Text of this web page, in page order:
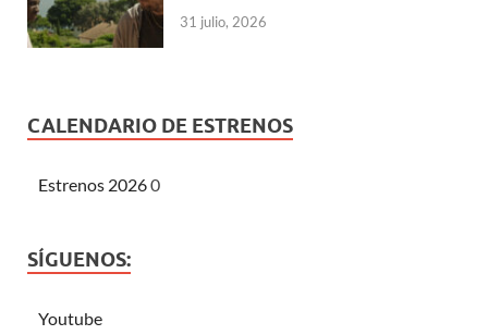
31 julio, 2026
CALENDARIO DE ESTRENOS
Estrenos 20260
SÍGUENOS:
Youtube